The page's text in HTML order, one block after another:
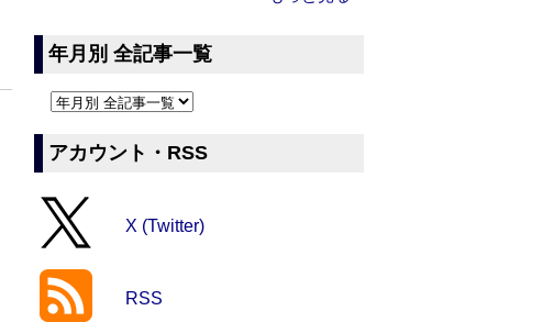
年月別 全記事一覧
アカウント・RSS
X (Twitter)
RSS